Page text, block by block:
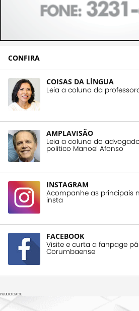
CONFIRA
COISAS DA LÍNGUA
Leia a coluna da
AMPLAVISÃO
Leia a coluna do
político Manoel Afonso
INSTAGRAM
Acompanhe as principais
insta
FACEBOOK
Visite e curta a fanpage
Corumbaense
PUBLICIDADE